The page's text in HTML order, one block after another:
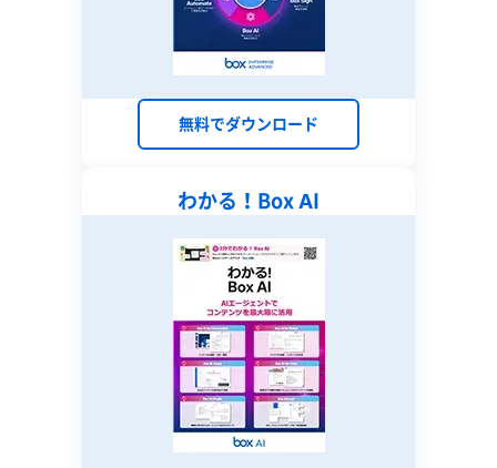
無料でダウンロード
わかる！Box AI